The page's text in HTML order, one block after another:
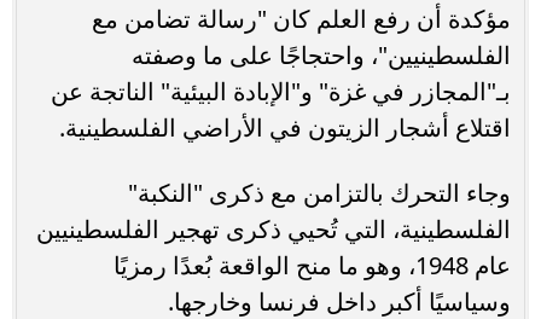
مؤكدة أن رفع العلم كان "رسالة تضامن مع
الفلسطينيين"، واحتجاجًا على ما وصفته
بـ"المجازر في غزة" و"الإبادة البيئية" الناتجة عن
اقتلاع أشجار الزيتون في الأراضي الفلسطينية.
وجاء التحرك بالتزامن مع ذكرى "النكبة"
الفلسطينية، التي تُحيي ذكرى تهجير الفلسطينيين
عام 1948، وهو ما منح الواقعة بُعدًا رمزيًا
وسياسيًا أكبر داخل فرنسا وخارجها.